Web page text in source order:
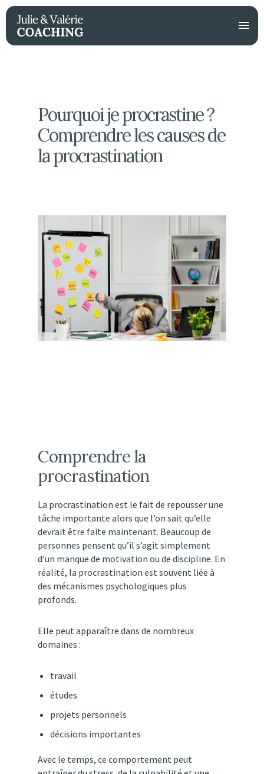
Pourquoijeprocrastine ?
Comprendrelescausesde
laprocrastination
Comprendrela
procrastination
La procrastination est le faitde repousserune
tâche importante alors que l’on saitqu’elle
devraitêtre faite maintenant. Beaucoup de
personnes pensentqu’il s’agitsimplement
d’un manque de motivation ou de discipline. En
réalité, la procrastination estsouvent liée à
des mécanismes psychologiques plus
profonds.
Elle peutapparaître dans de nombreux
domaines :
travail
études
projets personnels
décisions importantes
Avec le temps, ce comportement peut